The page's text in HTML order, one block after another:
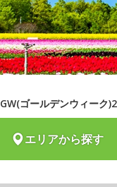
GW(ゴールデンウィーク
エリアから探す